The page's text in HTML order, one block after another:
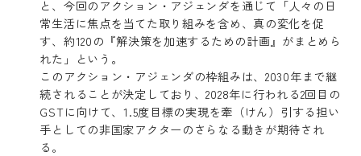
と、今回のアクション・アジェンダを通じて「人々の日
常生活に焦点を当てた取り組みを含め、真の変化を促
す、約120の『解決策を加速するための計画』がまとめら
れた」という。
このアクション・アジェンダの枠組みは、2030年まで継
続されることが決定しており、2028年に行われる2回目の
GSTに向けて、1.5度目標の実現を牽（けん）引する担い
手としての非国家アクターのさらなる動きが期待され
る。